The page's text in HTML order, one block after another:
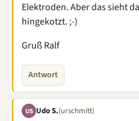
Elektroden. Aber das sieht
hingekotzt. ;-)
Gruß Ralf
Antwort
US Udo S.(urschmitt)